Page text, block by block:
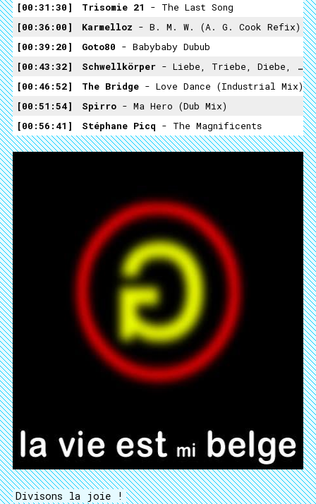
00:31:30
Trisomie 21
- The Last Song
00:36:00
Karmelloz - B. M. W. (A. G. Cook Refix)
00:39:20
Goto80 - Babybaby Dubub
00:43:32
Schwellkörper - Liebe, Triebe, Diebe, Hiebe
00:46:52
The Bridge - Love Dance (Industrial Mix)
00:51:54
Spirro - Ma Hero (Dub Mix)
00:56:41
Stéphane Picq - The Magnificents
Divisons la joie !